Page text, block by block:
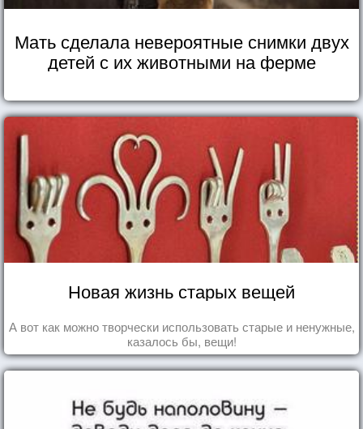
Мать сделала невероятные снимки двух
детей с их животными на ферме
Новая жизнь старых вещей
А вот как можно творчески использовать старые и ненужные,
казалось бы, вещи!